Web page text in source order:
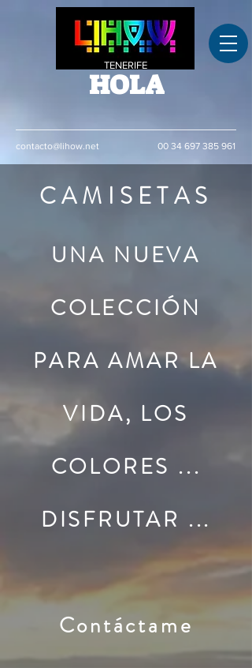
contacto@lihow.net 00 34 697 385 961
TENERIFE
HOLA
CAMISETAS
UNA NUEVA
COLECCIÓN
PARA AMAR LA
VIDA, LOS
COLORES ...
DISFRUTAR ...
Contáctame